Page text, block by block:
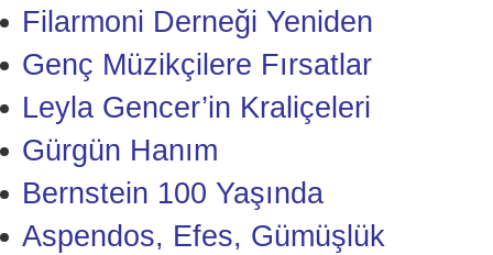
Filarmoni Derneği Yeniden
Genç Müzikçilere Fırsatlar
Leyla Gencer’in Kraliçeleri
Gürgün Hanım
Bernstein 100 Yaşında
Aspendos, Efes, Gümüşlük